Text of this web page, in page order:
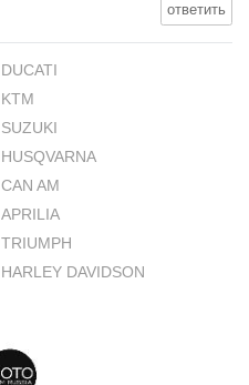
ответить
DUCATI
KTM
SUZUKI
HUSQVARNA
CAN AM
APRILIA
TRIUMPH
HARLEY DAVIDSON